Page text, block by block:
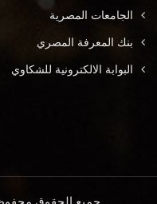
الجامعات المصرية
بنك المعرفة المصري
البوابة الالكترونية للشكاوي
جميع الحقوق